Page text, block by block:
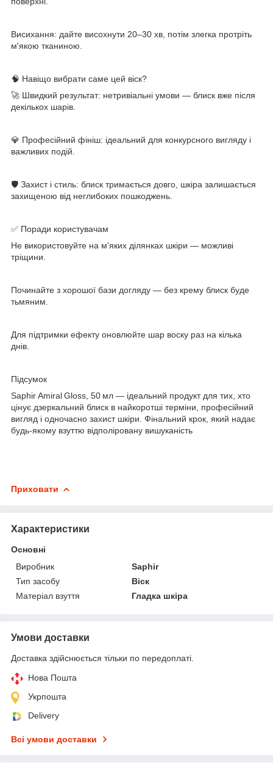
Висихання: дайте висохнути 20–30 хв, потім злегка протріть
м'якою тканиною.
🧠 Навіщо вибрати саме цей віск?
🚀 Швидкий результат: нетривіальні умови — блиск вже після
декількох шарів.
💎 Професійний фініш: ідеальний для конкурсного вигляду і
важливих подій.
🛡 Захист і стиль: блиск тримається довго, шкіра залишається
захищеною від неглибоких пошкоджень.
✅ Поради користувачам
Не використовуйте на м'яких ділянках шкіри — можливі
тріщини.
Починайте з хорошої бази догляду — без крему блиск буде
тьмяним.
Для підтримки ефекту оновлюйте шар воску раз на кілька
днів.
Підсумок
Saphir Amiral Gloss, 50 мл — ідеальний продукт для тих, хто
цінує дзеркальний блиск в найкоротші терміни, професійний
вигляд і одночасно захист шкіри. Фінальний крок, який надає
будь-якому взуттю відполіровану вишуканість
Приховати
Характеристики
Основні
Виробник
Saphir
Тип засобу
Віск
Матеріал взуття
Гладка шкіра
Умови доставки
Доставка здійснюється тільки по передоплаті.
Нова Пошта
Укрпошта
Delivery
Всі умови доставки